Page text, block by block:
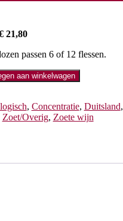
21,80
passen 6 of 12 flessen.
aan winkelwagen
, Concentratie, Duitsland,
Zoet/Overig, Zoete wijn